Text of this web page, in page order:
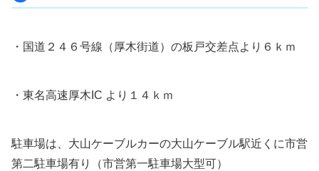
・国道２４６号線（厚木街道）の板戸交差点より６ｋｍ
・東名高速厚木IC より１４ｋｍ
駐車場は、大山ケーブルカーの大山ケーブル駅近くに市営
第二駐車場有り（市営第一駐車場大型可）